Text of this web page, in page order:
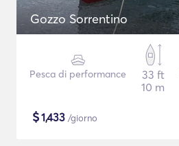
Gozzo Sorrentino
Pesca di performance
33 ft
10 m
$1,433 /giorno